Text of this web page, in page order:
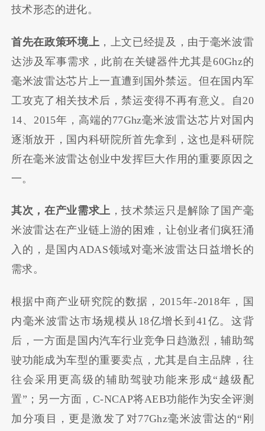
技术形态的进化。
首先在政策环境上 ，上文已经提及，由于毫米波雷
达涉及军事需求，此前在关键器件尤其是60Ghz的
毫米波雷达芯片上一直遭到国外禁运。但在国内军
工攻克了相关技术后，禁运变得不再有意义。自20
14、2015年，高端的77Ghz毫米波雷达芯片对国内
逐渐放开，国内科研院所首先拿到，这也是科研院
所在毫米波雷达创业中发挥巨大作用的重要原因之
一。
其次，在产业需求上 ，技术禁运只是解除了国产毫
米波雷达在产业链上游的困难，让创业者们疯狂涌
入的，是国内ADAS领域对毫米波雷达日益增长的
需求。
根据中商产业研究院的数据，2015年-2018年，国
内毫米波雷达市场规模从18亿增长到41亿。这背
后，一方面是国内汽车行业竞争日趋激烈，辅助驾
驶功能成为车型的重要卖点，尤其是自主品牌，往
往会采用更高级的辅助驾驶功能来形成“越级配
置”；另一方面，C-NCAP将AEB功能作为安全评测
加分项目，更是激发了对77Ghz毫米波雷达的“刚